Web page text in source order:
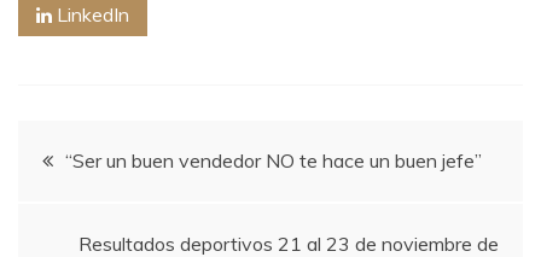
LinkedIn
Navegación
“Ser un buen vendedor NO te hace un buen jefe”
Resultados deportivos 21 al 23 de noviembre de